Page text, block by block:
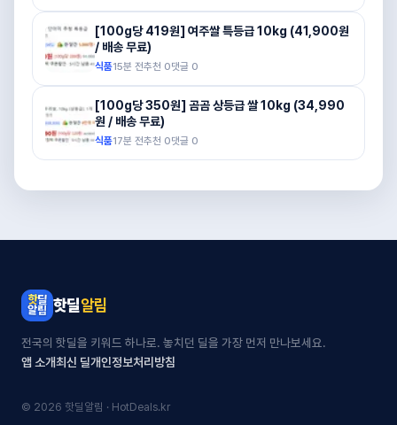
[100g당 419원] 여주쌀 특등급 10kg (41,900원
/ 배송 무료)
식품15분 전추천 0댓글 0
[100g당 350원] 곰곰 상등급 쌀 10kg (34,990
원 / 배송 무료)
식품17분 전추천 0댓글 0
핫딜알림
전국의 핫딜을 키워드 하나로. 놓치던 딜을 가장 먼저 만나보세요.
앱 소개최신 딜개인정보처리방침
© 2026 핫딜알림 · HotDeals.kr